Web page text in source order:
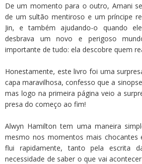
De um momento para o outro, Amani
de um sultão mentiroso e um príncipe
Jin, e também ajudando-o quando
desbrava um novo e perigoso
importante de tudo: ela descobre quem
Honestamente, este livro foi uma
capa maravilhosa, confesso que a
mas logo na primeira página veio a
presa do começo ao fim!
Alwyn Hamilton tem uma maneira
mesmo nos momentos mais chocantes
flui rapidamente, tanto pela escrita
necessidade de saber o que vai